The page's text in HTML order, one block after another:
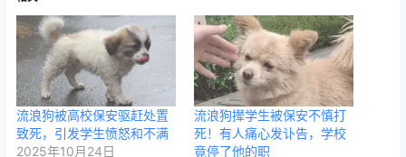
流浪狗被高校保安驱赶处置
致死，引发学生愤怒和不满
2025年10月24日
流浪狗撵学生被保安不慎打
死！有人痛心发讣告，学校
竟停了他的职